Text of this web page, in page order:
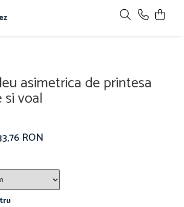
asimetrica de printesa
voal
RON